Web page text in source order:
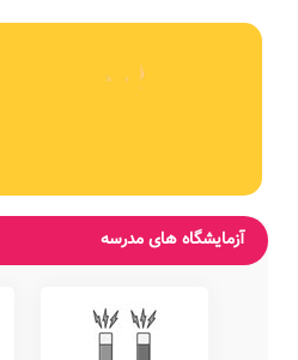
آزمایشگاه های مدرسه